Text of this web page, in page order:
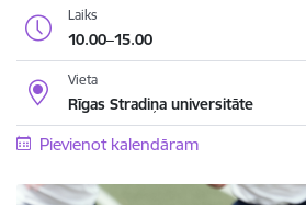
Laiks
10.00–15.00
Vieta
Rīgas Stradiņa universitāte
Pievienot kalendāram